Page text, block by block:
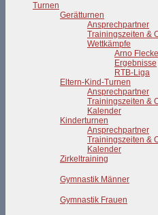
Turnen
Gerätturnen
Ansprechpartner
Trainingszeiten &
Wettkämpfe
Arno
Ergebnisse
RTB-Liga
Eltern-Kind-Turnen
Ansprechpartner
Trainingszeiten &
Kalender
Kinderturnen
Ansprechpartner
Trainingszeiten &
Kalender
Zirkeltraining
Gymnastik Männer
Gymnastik Frauen